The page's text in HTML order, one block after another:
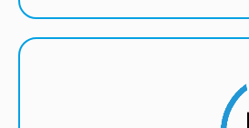
transakcje w ramach usługi
Użytkownika po kursie
stronie głównej Serwisu z